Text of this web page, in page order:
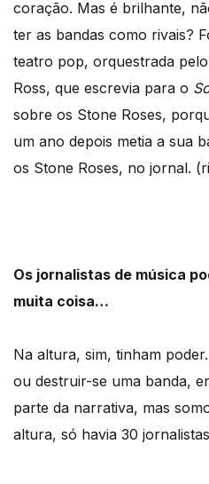
coração. Mas é brilhante,
ter as bandas como rivais?
teatro pop, orquestrada
Ross, que escrevia para o
sobre os Stone Roses,
um ano depois metia a sua
os Stone Roses, no jornal.
Os jornalistas de música
muita coisa…
Na altura, sim, tinham
ou destruir-se uma banda,
parte da narrativa, mas
altura, só havia 30